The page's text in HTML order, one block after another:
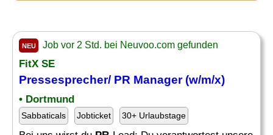
NEU Job vor 2 Std. bei Neuvoo.com gefunden
FitX SE
Pressesprecher/ PR Manager(w/m/x)
• Dortmund
Sabbaticals Jobticket 30+ Urlaubstage